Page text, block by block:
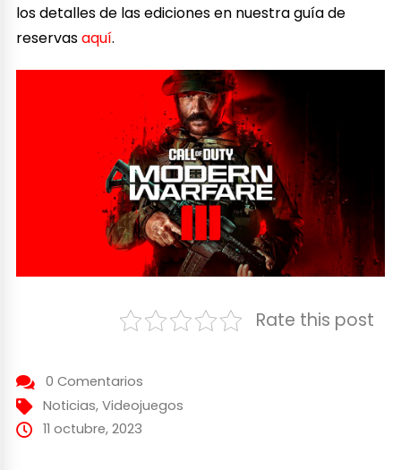
los detalles de las ediciones en nuestra guía de
reservasaquí.
Rate this post
0 Comentarios
Noticias, Videojuegos
11 octubre, 2023